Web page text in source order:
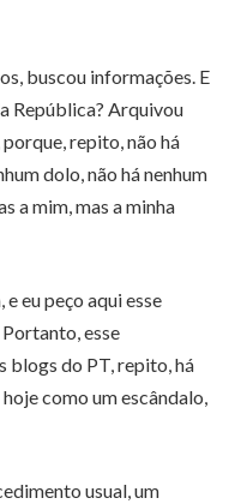
buscou informações. E
República? Arquivou
repito, não há
dolo, não há nenhum
a mim, mas a minha
eu peço aqui esse
esse
blogs do PT, repito, há
como um escândalo,
usual, um